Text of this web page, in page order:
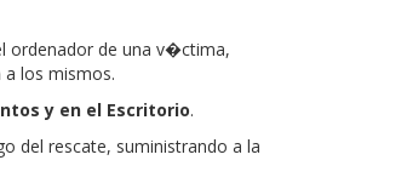
ordenador de una v�ctima,
a los mismos.
y en el Escritorio.
del rescate, suministrando a la